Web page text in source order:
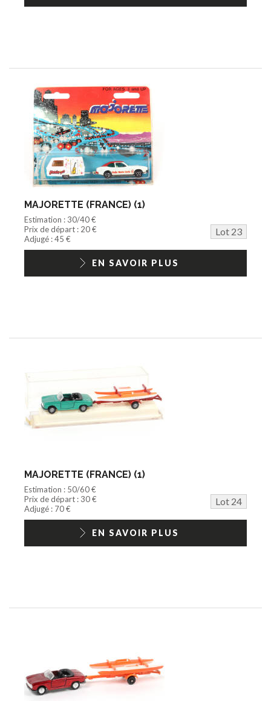
MAJORETTE (FRANCE) (1)
Estimation : 30/40 €
Prix de départ : 20 €
Lot 23
Adjugé : 45 €
EN SAVOIR PLUS
MAJORETTE (FRANCE) (1)
Estimation : 50/60 €
Prix de départ : 30 €
Lot 24
Adjugé : 70 €
EN SAVOIR PLUS